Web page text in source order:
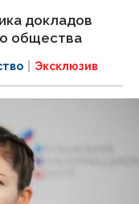
докладов
общества
Эксклюзив